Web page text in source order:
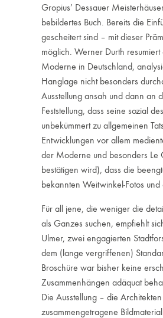
Gropius’ Dessauer
bebildertes Buch. Bereits die
gescheitert sind – mit dieser
möglich. Werner Durth
Moderne in Deutschland,
Hang­lage nicht besonders
Ausstellung ansah und dann an
Feststellung, dass seine sozial
unbekümmert zu allgemeinen
Entwicklungen vor allem
der Moderne und besonders Le
bestätigen wird), dass die
bekannten Weitwinkel-Fotos
Für all jene, die weniger die
als Ganzes suchen, empfiehlt
Ulmer, zwei engagierten
dem (lange vergriffenen)
Broschüre war bisher keine
Zusammenhängen adäquat
Die Ausstellung – die
zusammengetragene